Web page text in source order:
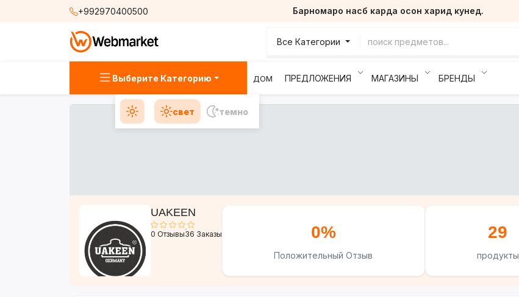
+992970400500 Барномаро насб карда осон харид кунед.
Все Категории
Выберите Категорию ДОМ ПРЕДЛОЖЕНИЯ МАГАЗИНЫ БРЕНДЫ
свет темно
UAKEEN
0 Отзывы36 Заказы 0%
Положительный Отзыв
29
продукты